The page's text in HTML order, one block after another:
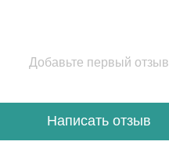
Добавьте первый отзыв
Написать отзыв